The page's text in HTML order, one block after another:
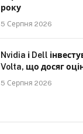
року
5 Серпня 2026
Nvidia і Dell
Volta, що досяг
5 Серпня 2026